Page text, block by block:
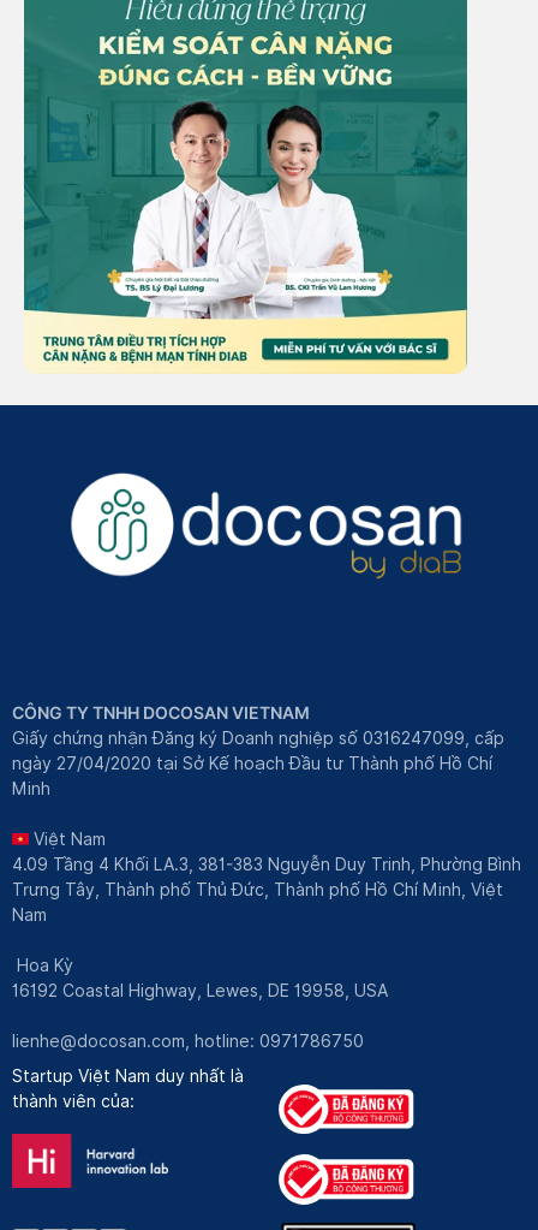
CÔNG TY TNHH DOCOSAN VIETNAM
Giấy chứng nhận Đăng ký Doanh nghiệp số 0316247099, cấp
ngày 27/04/2020 tại Sở Kế hoạch Đầu tư Thành phố Hồ Chí
Minh
Việt Nam
4.09 Tầng 4 Khối LA.3, 381-383 Nguyễn Duy Trinh, Phường Bình
Trưng Tây, Thành phố Thủ Đức, Thành phố Hồ Chí Minh, Việt
Nam
Hoa Kỳ
16192 Coastal Highway, Lewes, DE 19958, USA
lienhe@docosan.com , hotline: 0971786750
Startup Việt Nam duy nhất là
thành viên của: